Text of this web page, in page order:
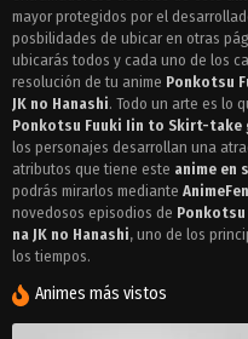
mayor protegidos por el
posbilidades de ubicar en otras
ubicarás todos y cada uno de los
resolución de tu anime Ponkotsu
JK no Hanashi. Todo un arte es lo
Ponkotsu Fuuki Iin to Skirt-take
los personajes desarrollan una
atributos que tiene este anime en
podrás mirarlos mediante
novedosos episodios de
na JK no Hanashi, uno de los
los tiempos.
Animes más vistos